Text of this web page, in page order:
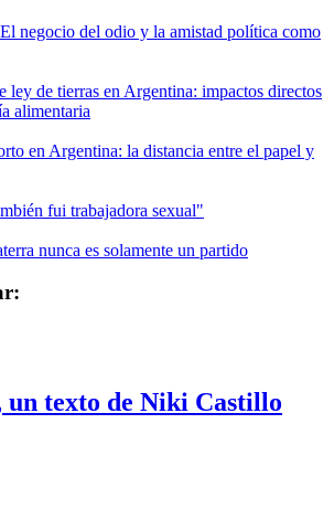
negocio del odio y la amistad política como
ley de tierras en Argentina: impactos directos
alimentaria
en Argentina: la distancia entre el papel y
fui trabajadora sexual"
nunca es solamente un partido
un texto de Niki Castillo